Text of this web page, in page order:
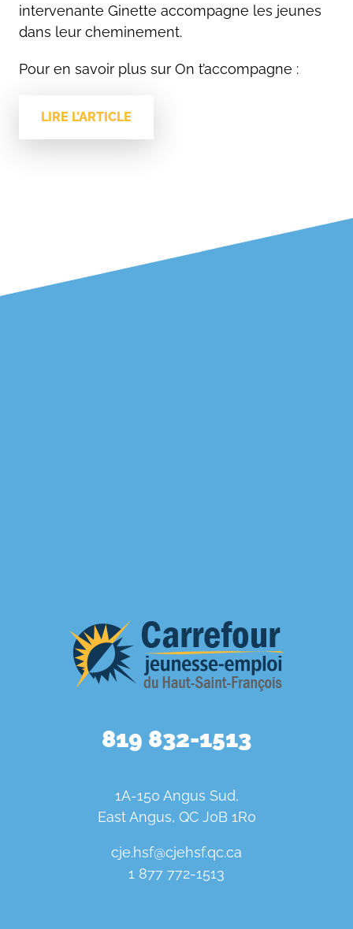
intervenante Ginette accompagne les jeunes
dans leur cheminement.
Pour en savoir plus sur On t’accompagne :
LIRE L’ARTICLE
819 832-1513
1A-150 Angus Sud,
East Angus, QC J0B 1R0
cje.hsf@cjehsf.qc.ca
1 877 772-1513